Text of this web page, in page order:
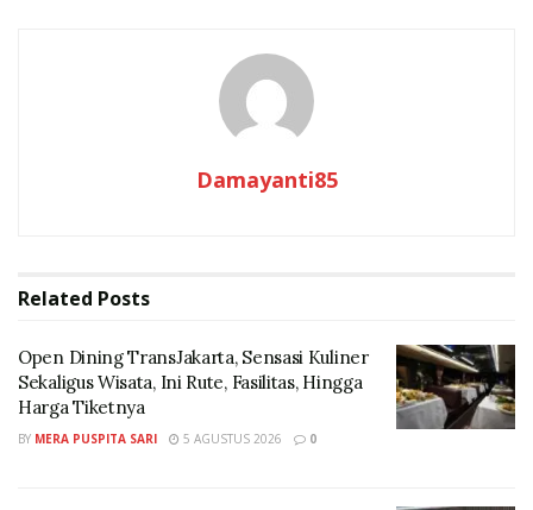
Damayanti85
Related Posts
Open Dining TransJakarta, Sensasi Kuliner
Sekaligus Wisata, Ini Rute, Fasilitas, Hingga
Harga Tiketnya
BY MERA PUSPITA SARI 5 AGUSTUS 2026 0